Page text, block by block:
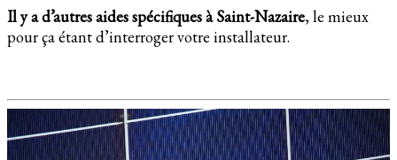
Il y a d’autres aides spécifiques à Saint-Nazaire, le mieux
pour ça étant d’interroger votre installateur.